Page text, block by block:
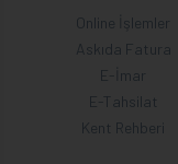
Online İşlemler
Askıda Fatura
E-İmar
E-Tahsilat
Kent Rehberi